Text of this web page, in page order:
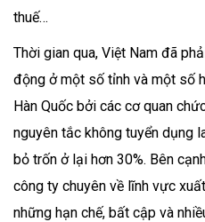
thuế…
Thời gian qua, Việt Nam đã
động ở một số tỉnh và một số
Hàn Quốc bởi các cơ quan
nguyên tắc không tuyển dụng
bỏ trốn ở lại hơn 30%. Bên
công ty chuyên về lĩnh vực
những hạn chế, bất cập và